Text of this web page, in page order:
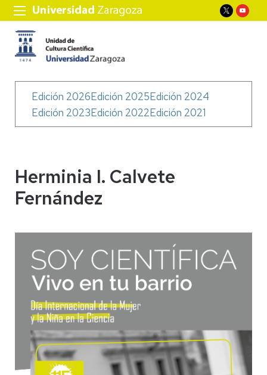
Menú
Soy
Científica
Edición 2026Edición 2025Edición 2024
Edición 2023Edición 2022Edición 2021
Herminia I. Calvete
Fernández